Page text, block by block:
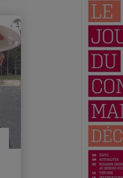
mise en place de son